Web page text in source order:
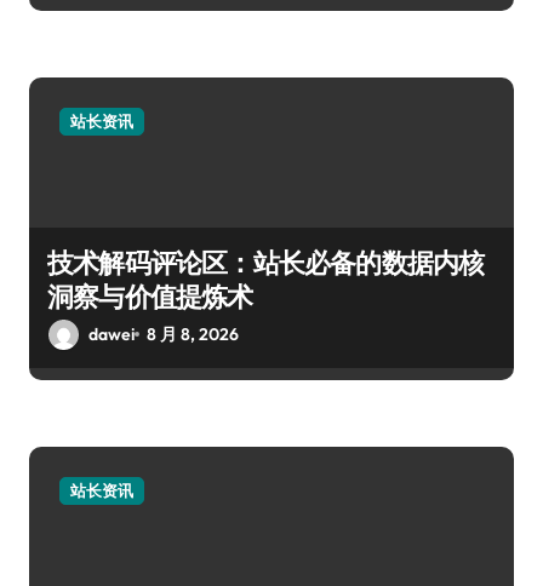
站长资讯
技术解码评论区：站长必备的数据内核
洞察与价值提炼术
dawei 8 月 8, 2026
站长资讯